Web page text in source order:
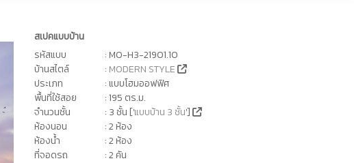
สเปคแบบบ้าน
รหัสแบบ
: MO-H3-21901.10
บ้านสไตล์
: MODERN STYLE
ประเภท
: แบบโฮมออฟฟิศ
พื้นที่ใช้สอย
: 195 ตร.ม.
จำนวนชั้น
: 3 ชั้น ['แบบบ้าน 3 ชั้น']
ห้องนอน
: 2 ห้อง
ห้องน้ำ
: 2 ห้อง
ที่จอดรถ
: 2 คัน